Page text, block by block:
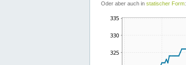
Oder aber auch in statischer Form: